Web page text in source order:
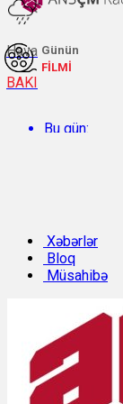
Hava
BAKI
Bu gün:
Sabah:
Günün
FİLMİ
Xəbərlər
Bloq
Müsahibə